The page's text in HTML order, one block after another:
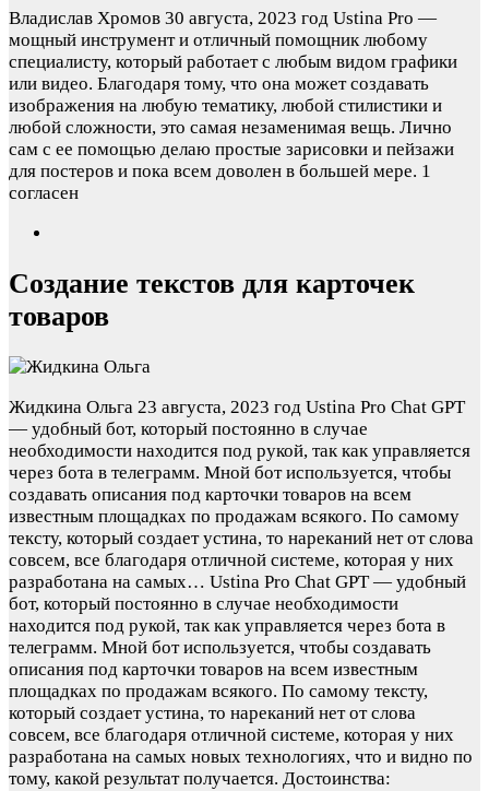
Владислав Хромов 30 августа, 2023 год Ustina Pro —
мощный инструмент и отличный помощник любому
специалисту, который работает с любым видом графики
или видео. Благодаря тому, что она может создавать
изображения на любую тематику, любой стилистики и
любой сложности, это самая незаменимая вещь. Лично
сам с ее помощью делаю простые зарисовки и пейзажи
для постеров и пока всем доволен в большей мере. 1
согласен
Создание текстов для карточек
товаров
Жидкина Ольга 23 августа, 2023 год Ustina Pro Chat GPT
— удобный бот, который постоянно в случае
необходимости находится под рукой, так как управляется
через бота в телеграмм. Мной бот используется, чтобы
создавать описания под карточки товаров на всем
известным площадках по продажам всякого. По самому
тексту, который создает устина, то нареканий нет от слова
совсем, все благодаря отличной системе, которая у них
разработана на самых… Ustina Pro Chat GPT — удобный
бот, который постоянно в случае необходимости
находится под рукой, так как управляется через бота в
телеграмм. Мной бот используется, чтобы создавать
описания под карточки товаров на всем известным
площадках по продажам всякого. По самому тексту,
который создает устина, то нареканий нет от слова
совсем, все благодаря отличной системе, которая у них
разработана на самых новых технологиях, что и видно по
тому, какой результат получается. Достоинства: